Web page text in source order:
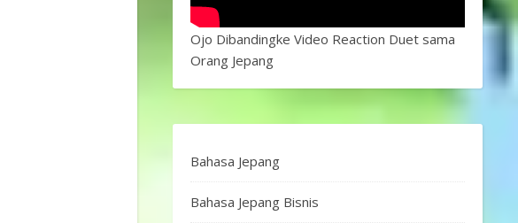
Ojo Dibandingke Video Reaction Duet sama
Orang Jepang
Bahasa Jepang
Bahasa Jepang Bisnis